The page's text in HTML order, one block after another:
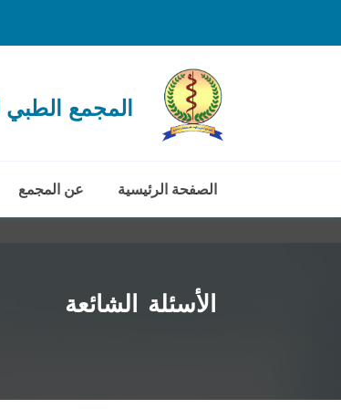
المجمع
الصفحة الرئيسية عن المجمع
الأسئلة الشائعة